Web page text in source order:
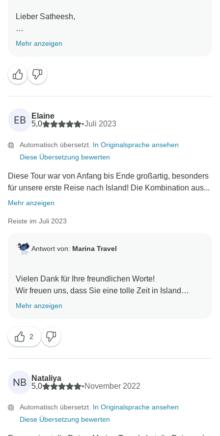
Lieber Satheesh,
es freut uns wirklich sehr, dass Sie uns Ihr Island-
Reise, die dazu passt! Vielen Dank, dass Sie sich die
Zeit genommen haben, uns zu bewerten.
Mehr anzeigen
EB
Elaine
5,0
•Juli 2023
Automatisch übersetzt. In Originalsprache ansehen
Diese Übersetzung bewerten
Diese Tour war von Anfang bis Ende großartig, besonders
für unsere erste Reise nach Island! Die Kombination aus...
Mehr anzeigen
Reiste im Juli 2023
Antwort von: Marina Travel
Vielen Dank für Ihre freundlichen Worte!
Wir freuen uns, dass Sie eine tolle Zeit in Island
hatten. Wir hoffen, dass wir Sie wiedersehen.
Mehr anzeigen
2
NB
Nataliya
5,0
•November 2022
Automatisch übersetzt. In Originalsprache ansehen
Diese Übersetzung bewerten